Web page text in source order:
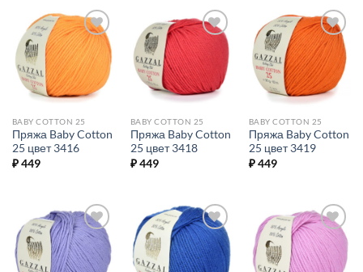
Добавить в
избранное.
BABY COTTON 25
Пряжа Baby Cotton
25 цвет 3416
₽449
Добавить в
избранное.
BABY COTTON 25
Пряжа Baby Cotton
25 цвет 3418
₽449
Добавить в
избранное.
BABY COTTON 25
Пряжа Baby Cotton
25 цвет 3419
₽449
Добавить в
избранное.
Добавить в
избранное.
Добавить в
избранное.